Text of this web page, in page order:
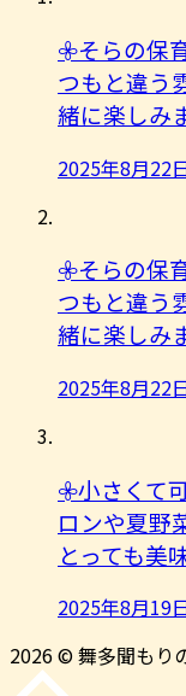
𖧷そらの保
つもと違う
緒に楽しみ
2025年8月22
𖧷そらの保
つもと違う
緒に楽しみ
2025年8月22
𖧷小さくて
ロンや夏野
とっても
2025年8月19
2026 © 舞多聞もり
先